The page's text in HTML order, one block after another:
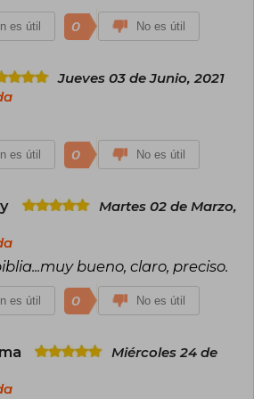
de 43 libros, casi todos en versión
y ebook, algunos traducidos al inglés.
es útil 0 No es útil
Jueves 03 de Junio, 2021
es útil 0 No es útil
Martes 02 de Marzo,
bueno, claro, preciso.
es útil 0 No es útil
Miércoles 24 de